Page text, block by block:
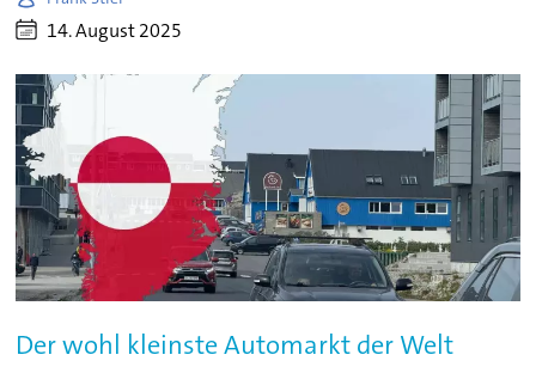
14. August 2025
Der wohl kleinste Automarkt der Welt